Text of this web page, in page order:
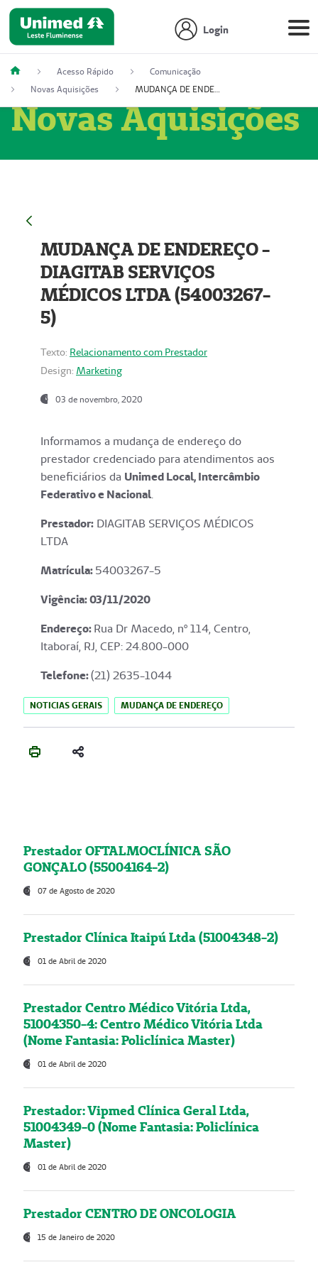
Login
Acesso Rápido
Comunicação
Novas Aquisições
MUDANÇA DE ENDEREÇO - DIAGITAB SERVIÇOS MÉDICOS LTDA (54003267-5)
Novas Aquisições
MUDANÇA DE ENDEREÇO -
DIAGITAB SERVIÇOS
MÉDICOS LTDA (54003267-
5)
Texto: Relacionamento com Prestador
Design: Marketing
03 de novembro, 2020
Informamos a mudança de endereço do
prestador credenciado para atendimentos aos
beneficiários da Unimed Local, Intercâmbio
Federativo e Nacional.
Prestador: DIAGITAB SERVIÇOS MÉDICOS
LTDA
Matrícula:54003267-5
Vigência: 03/11/2020
Endereço:Rua Dr Macedo, nº 114, Centro,
Itaboraí, RJ, CEP: 24.800-000
Telefone:(21) 2635-1044
NOTICIAS GERAIS MUDANÇA DE ENDEREÇO
Prestador OFTALMOCLÍNICA SÃO
GONÇALO (55004164-2)
07 de Agosto de 2020
Prestador Clínica Itaipú Ltda (51004348-2)
01 de Abril de 2020
Prestador Centro Médico Vitória Ltda,
51004350-4: Centro Médico Vitória Ltda
(Nome Fantasia: Policlínica Master)
01 de Abril de 2020
Prestador: Vipmed Clínica Geral Ltda,
51004349-0 (Nome Fantasia: Policlínica
Master)
01 de Abril de 2020
Prestador CENTRO DE ONCOLOGIA
15 de Janeiro de 2020